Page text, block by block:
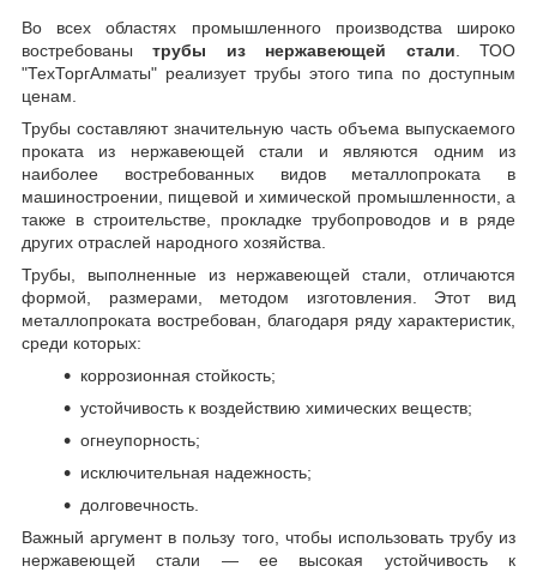
Во всех областях промышленного производства широко
востребованытрубы из нержавеющей стали. ТОО
"ТехТоргАлматы" реализует трубы этого типа по доступным
ценам.
Трубы составляют значительную часть объема выпускаемого
проката из нержавеющей стали и являются одним из
наиболее востребованных видов металлопроката в
машиностроении, пищевой и химической промышленности, а
также в строительстве, прокладке трубопроводов и в ряде
других отраслей народного хозяйства.
Трубы, выполненные из нержавеющей стали, отличаются
формой, размерами, методом изготовления. Этот вид
металлопроката востребован, благодаря ряду характеристик,
среди которых:
коррозионная стойкость;
устойчивость к воздействию химических веществ;
огнеупорность;
исключительная надежность;
долговечность.
Важный аргумент в пользу того, чтобы использовать трубу из
нержавеющей стали — ее высокая устойчивость к